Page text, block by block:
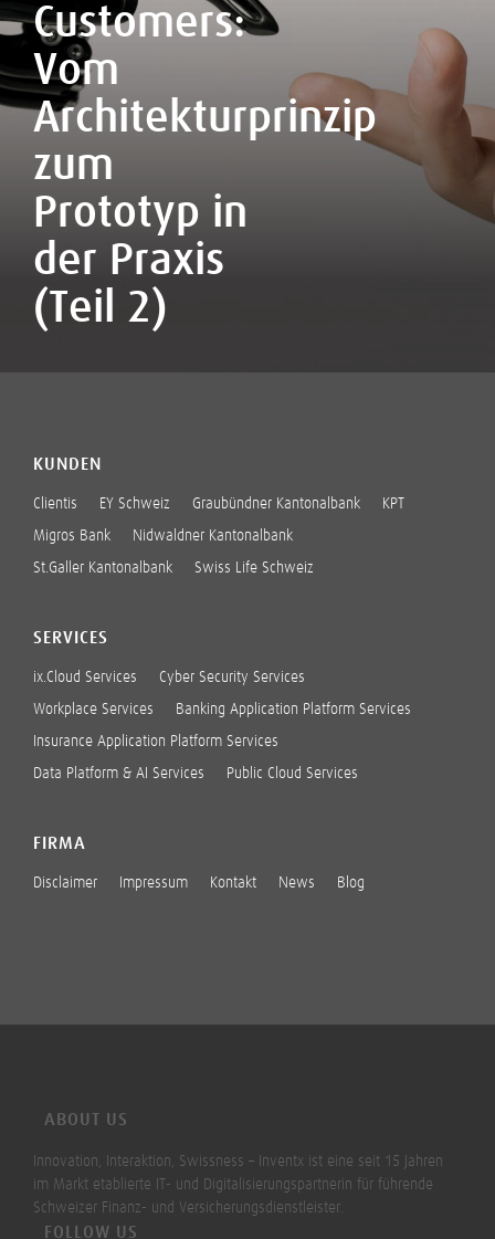
Customers:
Vom
Architekturprinzip
zum
Prototyp in
der Praxis
(Teil 2)
KUNDEN
Clientis EY Schweiz Graubündner Kantonalbank KPT
Migros Bank Nidwaldner Kantonalbank
St.Galler Kantonalbank Swiss Life Schweiz
SERVICES
ix.Cloud Services Cyber Security Services
Workplace Services Banking Application Platform Services
Insurance Application Platform Services
Data Platform & AI Services Public Cloud Services
FIRMA
Disclaimer Impressum Kontakt News Blog
ABOUT US
Innovation, Interaktion, Swissness – Inventx ist eine seit 15 Jahren
im Markt etablierte IT- und Digitalisierungspartnerin für führende
Schweizer Finanz- und Versicherungsdienstleister.
FOLLOW US